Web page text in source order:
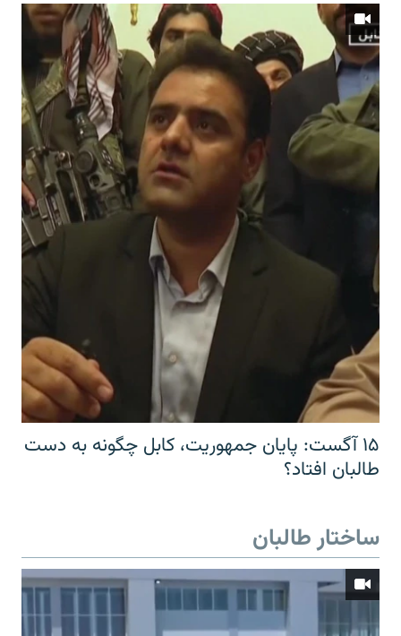
۱۵ آگست: پایان جمهوریت، کابل چگونه به دست
طالبان افتاد؟
ساختار طالبان